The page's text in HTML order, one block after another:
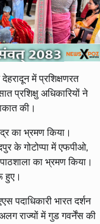
में प्रशिक्षणरत
प्रशिक्षु अधिकारियों ने
की।
का भ्रमण किया।
के गोटोप्पा में एफपीओ,
का भ्रमण किया।
हुए।
पदाधिकारी भारत दर्शन
राज्यों में गुड गवर्नेंस की